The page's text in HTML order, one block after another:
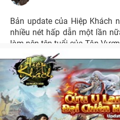
Bản update của Hiệp Khách
nhiều nét hấp dẫn một lần
làm nên tên tuổi của Tân